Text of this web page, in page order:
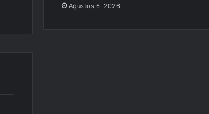
Ağustos 6, 2026